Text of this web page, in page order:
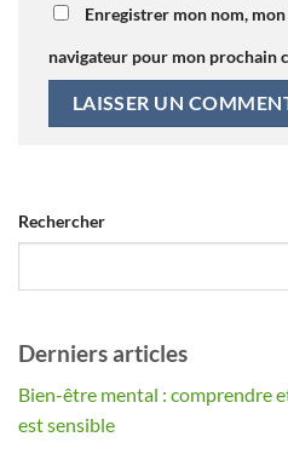
Enregistrer mon nom,
navigateur pour mon prochain
Rechercher
Derniers articles
Bien-être mental : comprendre
est sensible